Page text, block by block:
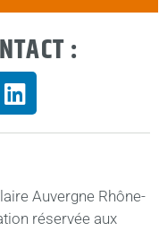
:
Auvergne Rhône-
réservée aux